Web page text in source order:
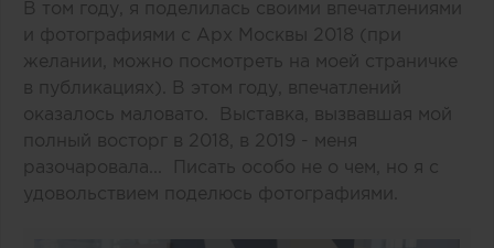
В том году, я поделилась своими впечатлениями
и фотографиями с Арх Москвы 2018 (при
желании, можно посмотреть на моей страничке
в публикациях). В этом году, впечатлений
оказалось маловато. Выставка, вызвавшая мой
полный восторг в 2018, в 2019 - меня
разочаровала... Писать особо не о чем, но я с
удовольствием поделюсь фотографиями.